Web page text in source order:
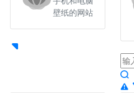
壁纸的网站